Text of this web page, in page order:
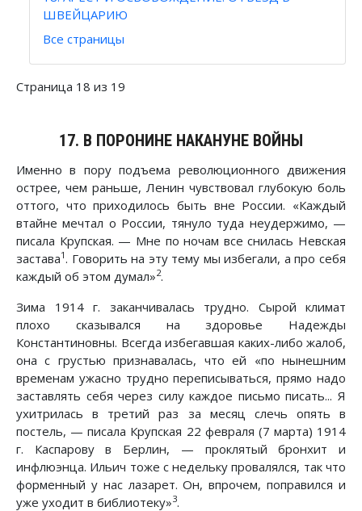
ШВЕЙЦАРИЮ
Все страницы
Страница 18 из 19
17. В ПОРОНИНЕ НАКАНУНЕ ВОЙНЫ
Именно в пору подъема революционного движения
острее, чем раньше, Ленин чувствовал глубокую боль
оттого, что приходилось быть вне России. «Каждый
втайне мечтал о России, тянуло туда неудержимо, —
писала Крупская. — Мне по ночам все снилась Невская
застава1 . Говорить на эту тему мы избегали, а про себя
каждый об этом думал»2.
Зима 1914 г. заканчивалась трудно. Сырой климат
плохо сказывался на здоровье Надежды
Константиновны. Всегда избегавшая каких-либо жалоб,
она с грустью признавалась, что ей «по нынешним
временам ужасно трудно переписываться, прямо надо
заставлять себя через силу каждое письмо писать... Я
ухитрилась в третий раз за месяц слечь опять в
постель, — писала Крупская 22 февраля (7 марта) 1914
г. Каспарову в Берлин, — проклятый бронхит и
инфлюэнца. Ильич тоже с недельку провалялся, так что
форменный у нас лазарет. Он, впрочем, поправился и
уже уходит в библиотеку»3.